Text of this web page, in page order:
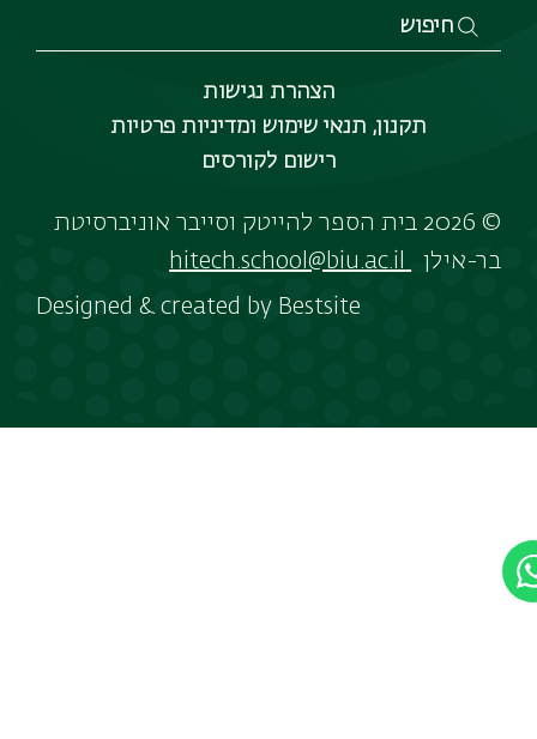
חיפוש
הצהרת נגישות
תקנון, תנאי שימוש ומדיניות פרטיות
רישום לקורסים
© 2026 בית הספר להייטק וסייבר אוניברסיטת
בר-אילן
Designed & created by Bestsite